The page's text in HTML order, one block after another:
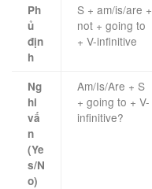
Ph
ủ
địn
h
S + am/is/are +
not + going to
+ V-infinitive
Ng
hi
vấ
n
(Ye
s/N
o)
Am/Is/Are + S
+ going to + V-
infinitive?